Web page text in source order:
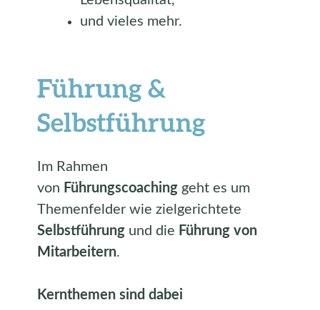
und vieles mehr.
Führung &
Selbstführung
Im Rahmen
von Führungscoaching geht es um
Themenfelder wie zielgerichtete
Selbstführung und die Führung von
Mitarbeitern.
Kernthemen sind dabei